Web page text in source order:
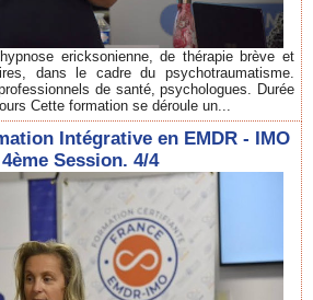
ericksonienne, de thérapie brève et
dans le cadre du psychotraumatisme.
de santé, psychologues. Durée
Cette formation se déroule un...
Intégrative en EMDR - IMO
Session. 4/4